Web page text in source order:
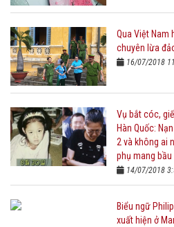
Qua Việt Nam
chuyên lừa
16/07/2018
Vụ bắt cóc,
Hàn Quốc:
2 và không ai
phụ mang bầu
14/07/2018
Biểu ngữ
xuất hiện ở